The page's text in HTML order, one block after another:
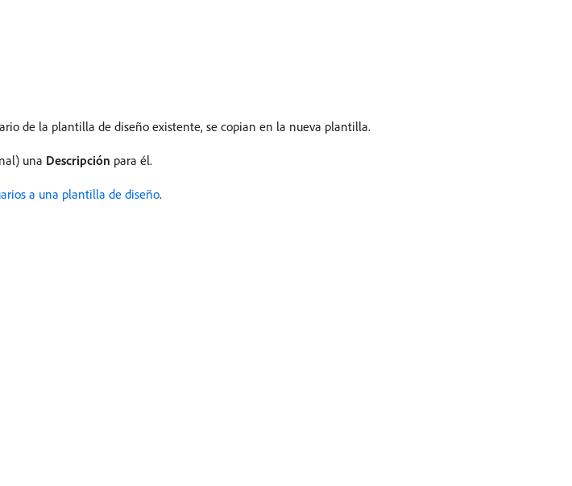
de la plantilla de diseño existente, se copian en la nueva plantilla.
una Descripción para él.
a una plantilla de diseño.